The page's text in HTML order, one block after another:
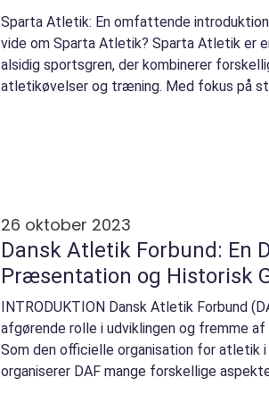
Sparta Atletik: En omfattende
vide om Sparta Atletik? Sparta Atletik er
alsidig sportsgren, der kombinerer
atletikøvelser og træning. Med fokus på
26 oktober 2023
Dansk Atletik Forbund: En
Præsentation og Historisk
INTRODUKTION Dansk Atletik Forbund
afgørende rolle i udviklingen og fremme af
Som den officielle organisation for atletik
organiserer DAF mange forskellige